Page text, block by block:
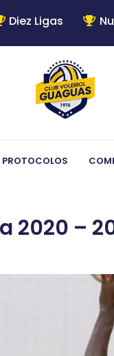
Diez Ligas
2020 –